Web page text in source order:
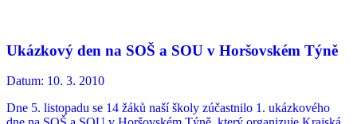
Ukázkový den na SOŠ a SOU v Horšovském Týně
Datum: 10. 3. 2010
Dne 5. listopadu se 14 žáků naší školy zúčastnilo 1. ukázkového